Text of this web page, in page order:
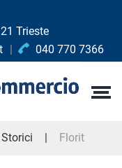
Trieste
040 770 7366
Florit